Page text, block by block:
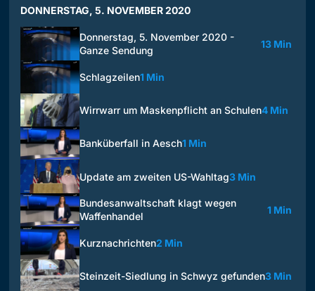
DONNERSTAG, 5. NOVEMBER 2020
Donnerstag, 5. November 2020 -
Ganze Sendung
13 Min
Schlagzeilen1 Min
Wirrwarr um Maskenpflicht an Schulen4 Min
Banküberfall in Aesch1 Min
Update am zweiten US-Wahltag3 Min
Bundesanwaltschaft klagt wegen
Waffenhandel
1 Min
Kurznachrichten2 Min
Steinzeit-Siedlung in Schwyz gefunden3 Min